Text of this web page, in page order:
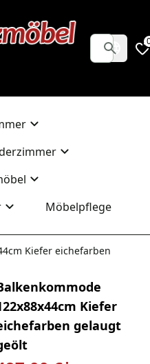
Möbelpflege
Kiefer eichefarben
Kiefer
gelaugt